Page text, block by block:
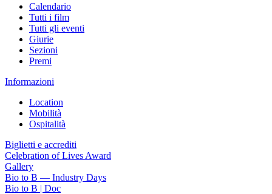
Calendario
Tutti i film
Tutti gli eventi
Giurie
Sezioni
Premi
Informazioni
Location
Mobilità
Ospitalità
Biglietti e accrediti
Celebration of Lives Award
Gallery
Bio to B — Industry Days
Bio to B | Doc